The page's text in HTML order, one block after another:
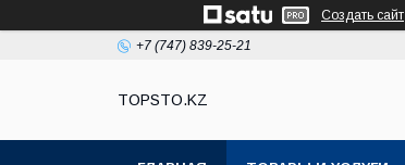
Создать сайт
+7 (747) 839-25-21
TOPSTO.KZ